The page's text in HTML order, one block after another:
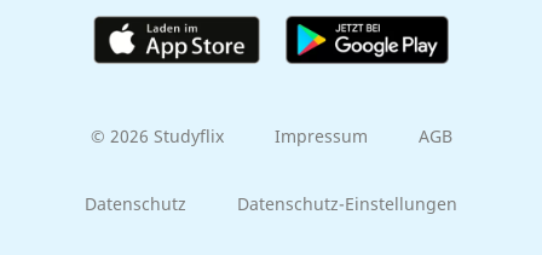
© 2026 Studyflix Impressum AGB
Datenschutz Datenschutz-Einstellungen